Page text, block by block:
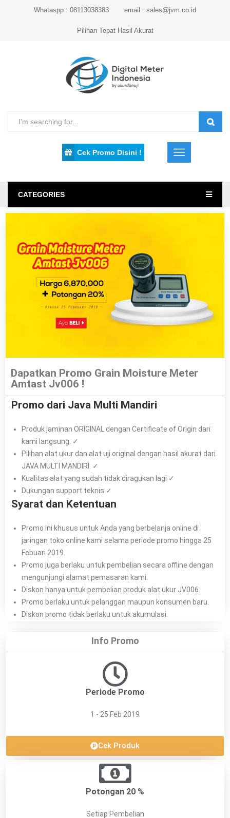
Whataspp : 08113038383 email : sales@jvm.co.id
Pilihan Tepat Hasil Akurat
Cek Promo Disini !
CATEGORIES
Dapatkan Promo Grain Moisture Meter
Amtast Jv006 !
Promo dari Java Multi Mandiri
Produk jaminan ORIGINAL dengan Certificate of Origin dari
kami langsung. ✓
Pilihan alat ukur dan alat uji original dengan hasil akurat dari
JAVA MULTI MANDIRI. ✓
Kualitas alat yang sudah tidak diragukan lagi ✓
Dukungan support teknis ✓
Syarat dan Ketentuan
Promo ini khusus untuk Anda yang berbelanja online di
jaringan toko online kami selama periode promo hingga 25
Febuari 2019.
Promo juga berlaku untuk pembelian secara offline dengan
mengunjungi alamat pemasaran kami.
Diskon hanya untuk pembelian produk alat ukur JV006.
Promo berlaku untuk pelanggan maupun konsumen baru.
Diskon promo tidak berlaku untuk akumulasi.
Info Promo
Periode Promo
1 - 25 Feb 2019
Cek Produk
Potongan 20 %
Setiap Pembelian